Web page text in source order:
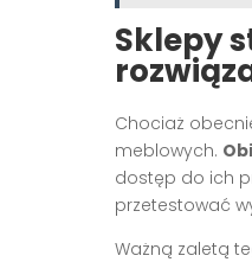
Sklepy
Chociaż
meblowych.
dostęp do ich
przetestować
Ważną zaletą